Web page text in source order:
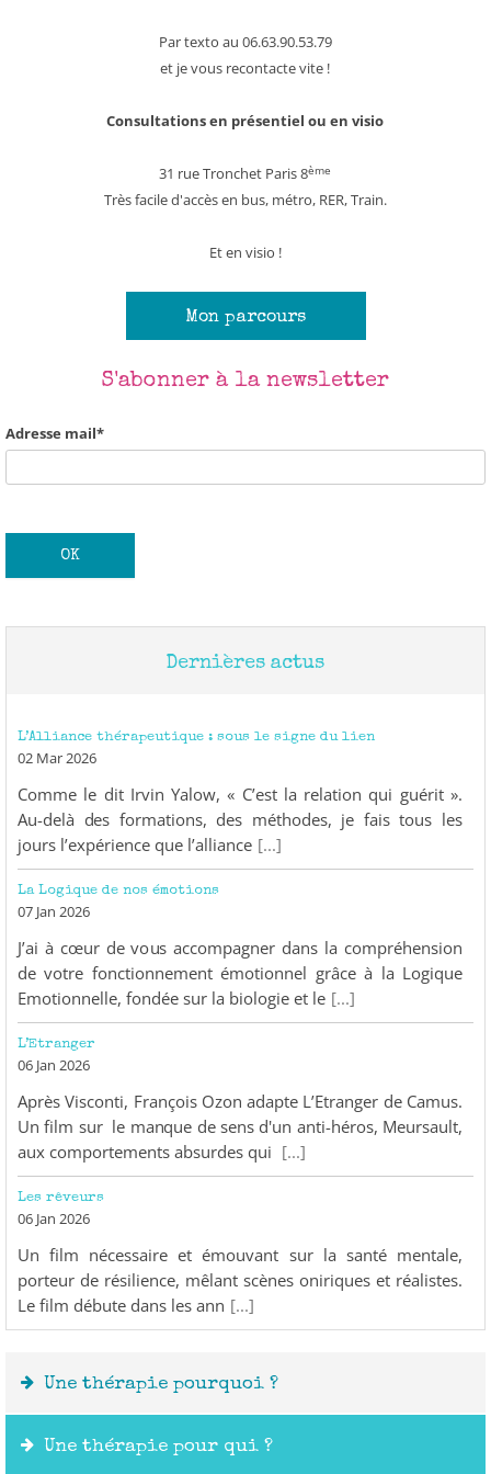
Par texto au 06.63.90.53.79
et je vous recontacte vite !
Consultations en présentiel ou en visio
31 rue Tronchet Paris 8ème
Très facile d'accès en bus, métro, RER, Train.
Et en visio !
Mon parcours
S'abonner à la newsletter
Adresse mail*
Dernières actus
L’Alliance thérapeutique : sous le signe du lien
02 Mar 2026
Comme le dit Irvin Yalow, « C’est la relation qui guérit ».
Au-delà des formations, des méthodes, je fais tous les
jours l’expérience que l’alliance [...]
La Logique de nos émotions
07 Jan 2026
J’ai à cœur de vous accompagner dans la compréhension
de votre fonctionnement émotionnel grâce à la Logique
Emotionnelle, fondée sur la biologie et le [...]
L’Etranger
06 Jan 2026
Après Visconti, François Ozon adapte L’Etranger de Camus.
Un film sur le manque de sens d'un anti-héros, Meursault,
aux comportements absurdes qui [...]
Les rêveurs
06 Jan 2026
Un film nécessaire et émouvant sur la santé mentale,
porteur de résilience, mêlant scènes oniriques et réalistes.
Le film débute dans les ann [...]
Une thérapie pourquoi ?
Une thérapie pour qui ?
Adresse mail*